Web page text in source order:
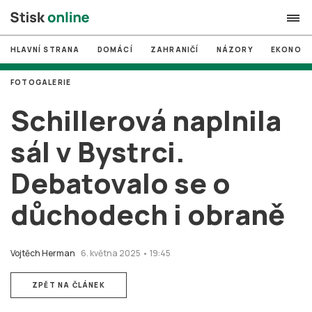
search
# MUNI
# Brno
# volby
login PŘIHLÁSIT SE
Zapomněli jste heslo?
HLAVNÍ STRANA DOMÁCÍ ZAHRANIČÍ NÁZORY
Schillerová naplnila
sál v Bystrci.
Debatovalo se o
důchodech i obraně
Vojtěch Herman 6. května 2025 • 19:45
FOTOGALERIE
ZPĚT NA ČLÁNEK